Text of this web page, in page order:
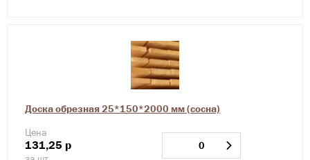
Доска обрезная 25*150*2000 мм (сосна)
Цена
131,25 р